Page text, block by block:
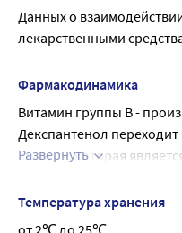
Данных о
лекарственными
Фармакодинамика
Витамин группы В -
Декспантенол
кислоту, которая
жировом обмене, в
кортикостероидов,
Развернуть
Температура хранения
от 2℃ до 25℃